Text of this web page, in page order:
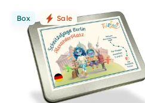
Box Sale